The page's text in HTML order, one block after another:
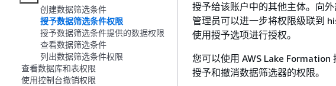
创建数据筛选条件
授予数据筛选条件权限
授予数据筛选条件提供的数据权限
查看数据筛选条件
列出数据筛选条件权限
查看数据库和表权限
使用控制台撤销权限
授予给该账户中的其他主体。向
管理员可以进一步将权限级联到
使用授予选项进行授权。
您可以使用 AWS Lake Formation
授予和撤消数据筛选器的权限。